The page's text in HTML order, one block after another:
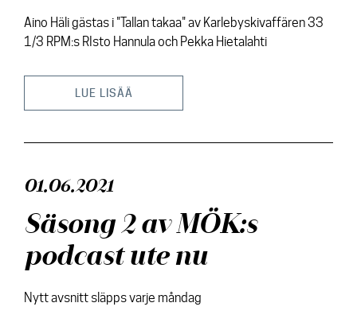
Aino Häli gästas i "Tallan takaa" av Karlebyskivaffären 33
1/3 RPM:s RIsto Hannula och Pekka Hietalahti
LUE LISÄÄ
01.06.2021
Säsong 2 av MÖK:s
podcast ute nu
Nytt avsnitt släpps varje måndag